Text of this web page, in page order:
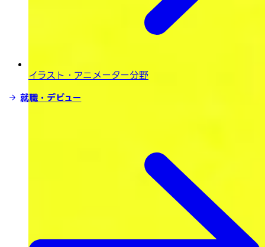
イラスト・ アニメーター分野
就職・デビュー